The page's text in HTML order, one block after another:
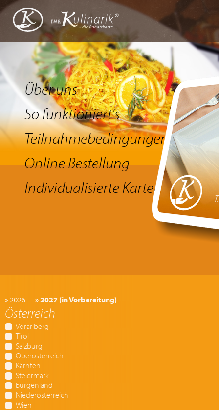
Über uns
So funktioniert's
Teilnahmebedingungen
Online Bestellung
Individualisierte Karten
» 2026 » 2027 (in Vorbereitung)
Österreich
Vorarlberg
Tirol
Salzburg
Oberösterreich
Kärnten
Steiermark
Burgenland
Niederösterreich
Wien